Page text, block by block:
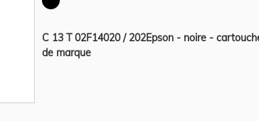
C 13 T 02F14020 / 202Epson - noire -
de marque